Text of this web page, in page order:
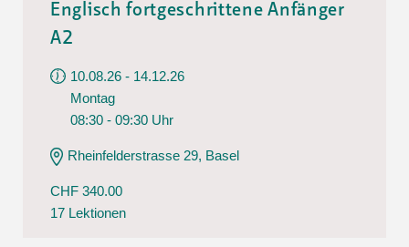
Englisch fortgeschrittene Anfänger
A2
10.08.26 - 14.12.26
Montag
08:30 - 09:30 Uhr
Rheinfelderstrasse 29, Basel
CHF 340.00
17 Lektionen